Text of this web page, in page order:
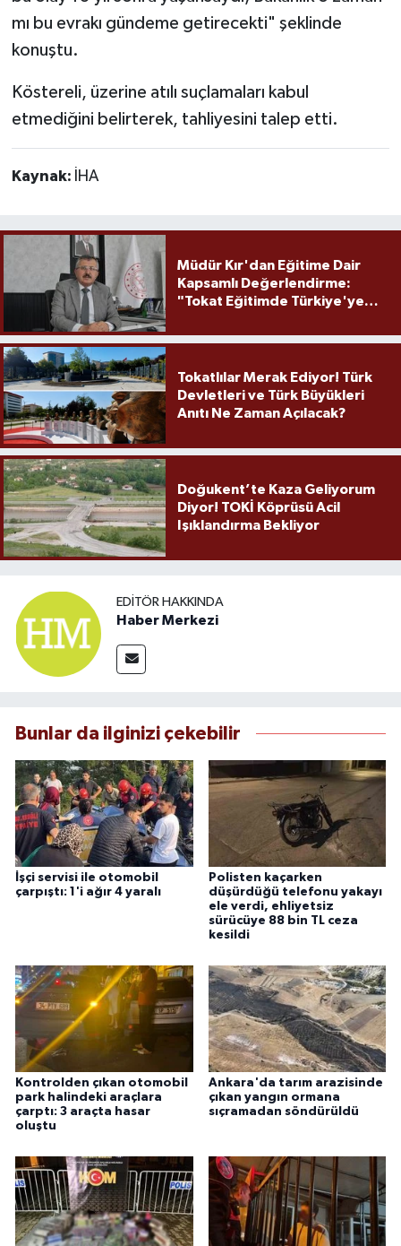
mı bu evrakı gündeme getirecekti" şeklinde
konuştu.
Köstereli, üzerine atılı suçlamaları kabul
etmediğini belirterek, tahliyesini talep etti.
Kaynak: İHA
Müdür Kır'dan Eğitime Dair
Kapsamlı Değerlendirme:
"Tokat Eğitimde Türkiye'ye
Tokatlılar Merak Ediyor! Türk
Devletleri ve Türk Büyükleri
Anıtı Ne Zaman Açılacak?
Doğukent’te Kaza Geliyorum
Diyor! TOKİ Köprüsü Acil
Işıklandırma Bekliyor
EDITÖR HAKKINDA
Haber Merkezi
Bunlar da ilginizi çekebilir
İşçi servisi ile otomobil
çarpıştı: 1'i ağır 4 yaralı
Polisten kaçarken
düşürdüğü telefonu yakayı
ele verdi, ehliyetsiz
sürücüye 88 bin TL ceza
kesildi
Kontrolden çıkan otomobil
park halindeki araçlara
çarptı: 3 araçta hasar
oluştu
Ankara'da tarım arazisinde
çıkan yangın ormana
sıçramadan söndürüldü